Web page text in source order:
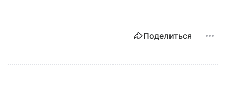
Поделиться